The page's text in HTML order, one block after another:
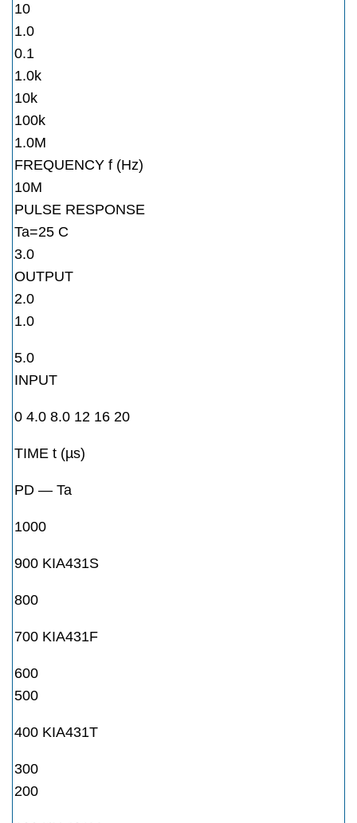
10
1.0
0.1
1.0k
10k
100k
1.0M
FREQUENCY f (Hz)
10M
PULSE RESPONSE
Ta=25 C
3.0
OUTPUT
2.0
1.0
5.0
INPUT
0 4.0 8.0 12 16 20
TIME t (µs)
PD — Ta
1000
900 KIA431S
800
700 KIA431F
600
500
400 KIA431T
300
200